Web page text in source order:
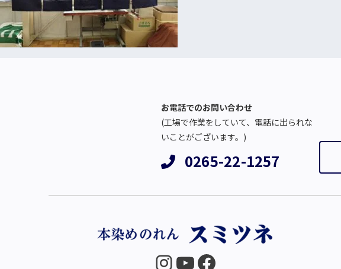
お電話でのお問い合わせ
(工場で作業をしていて、電話に出られな
いことがございます。)
0265-22-1257